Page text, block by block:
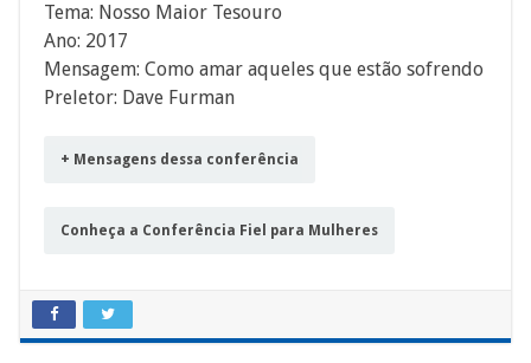
Tema: Nosso Maior Tesouro
Ano: 2017
Mensagem: Como amar aqueles que estão sofrendo
Preletor: Dave Furman
+ Mensagens dessa conferência
Conheça a Conferência Fiel para Mulheres